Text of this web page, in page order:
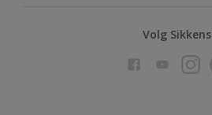
Volg Sikkens